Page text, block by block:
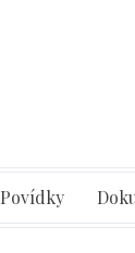
Povídky